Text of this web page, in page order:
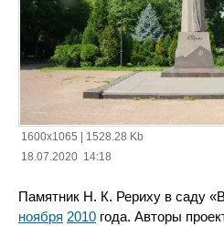
1600x1065
1528.28 Kb
18.07.2020 14:18
Памятник Н. К. Рериху в саду
ноября 2010 года. Авторы